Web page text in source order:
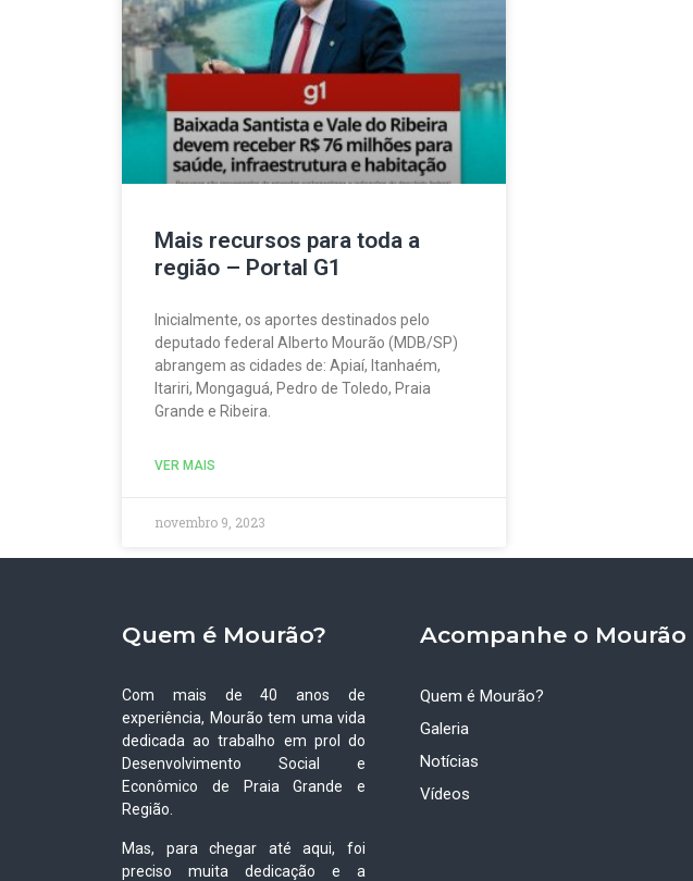
Mais recursos para toda a
região – Portal G1
Inicialmente, os aportes destinados pelo
deputado federal Alberto Mourão (MDB/SP)
abrangem as cidades de: Apiaí, Itanhaém,
Itariri, Mongaguá, Pedro de Toledo, Praia
Grande e Ribeira.
VER MAIS
novembro 9, 2023
Quem é Mourão?
Com mais de 40 anos de
experiência, Mourão tem uma vida
dedicada ao trabalho em prol do
Desenvolvimento Social e
Econômico de Praia Grande e
Região.
Mas, para chegar até aqui, foi
preciso muita dedicação e a
Acompanhe o Mourão
Quem é Mourão?
Galeria
Notícias
Vídeos